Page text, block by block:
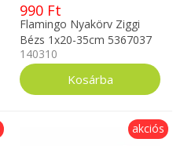
990 Ft
Flamingo Nyakörv Ziggi
Bézs 1x20-35cm 5367037
140310
akciós